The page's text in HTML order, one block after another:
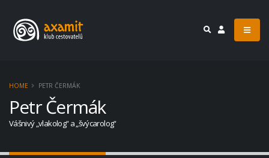
HOME PETR ČERMÁK
Petr Čermák
Vášnivý „vlakolog“ a „švýcarolog“